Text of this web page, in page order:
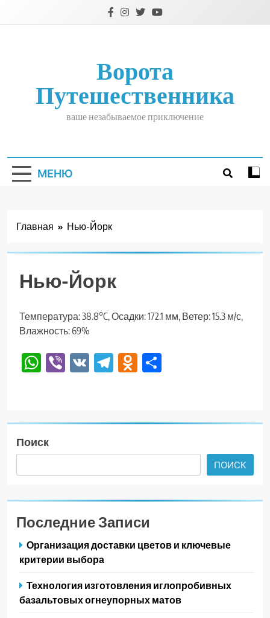
Ворота
Путешественника
ваше незабываемое приключение
МЕНЮ
Главная Нью-Йорк
Нью-Йорк
Температура: 38.8°C, Осадки: 172.1 мм, Ветер: 15.3 м/с,
Влажность: 69%
WhatsApp
Viber
VK TelegramOdnoklassniki
Поиск
ПОИСК
Последние Записи
Организация доставки цветов и ключевые
критерии выбора
Технология изготовления иглопробивных
базальтовых огнеупорных матов